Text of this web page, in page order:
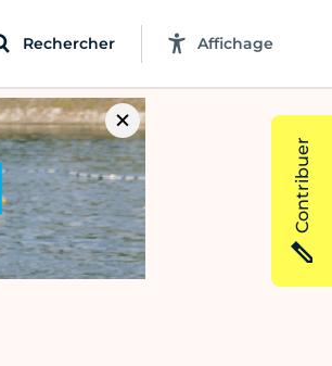
Rechercher Affichage
Contribuer